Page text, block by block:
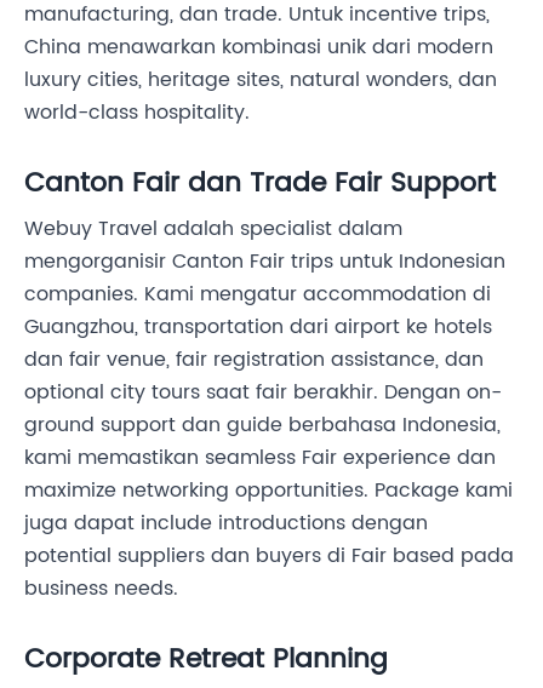
manufacturing, dan trade. Untuk incentive trips,
China menawarkan kombinasi unik dari modern
luxury cities, heritage sites, natural wonders, dan
world-class hospitality.
Canton Fair dan Trade Fair Support
Webuy Travel adalah specialist dalam
mengorganisir Canton Fair trips untuk Indonesian
companies. Kami mengatur accommodation di
Guangzhou, transportation dari airport ke hotels
dan fair venue, fair registration assistance, dan
optional city tours saat fair berakhir. Dengan on-
ground support dan guide berbahasa Indonesia,
kami memastikan seamless Fair experience dan
maximize networking opportunities. Package kami
juga dapat include introductions dengan
potential suppliers dan buyers di Fair based pada
business needs.
Corporate Retreat Planning